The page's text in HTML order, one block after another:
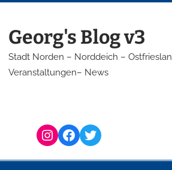
springen
Georg's Blog v3
Stadt Norden – Norddeich –
Veranstaltungen– News
Instagram Facebook Twitter